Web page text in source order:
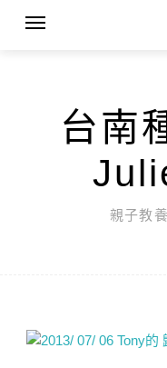
台南
親子教